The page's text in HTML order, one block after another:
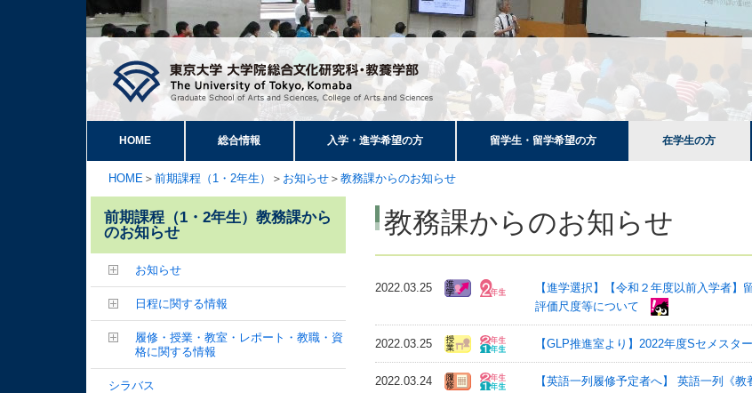
HOME 総合情報 入学・進学希望の方 留学生・留学希望の方 在学生の方
HOME ＞ 前期課程（1・2年生） ＞ お知らせ ＞ 教務課からのお知らせ
教務課からのお知らせ
2022.03.25
【進学選択】【令和２年度以前入学者
評価尺度等について
2022.03.25 【GLP推進室より】2022年度Sセメスタ
2022.03.24 【英語一列履修予定者へ】 英語⼀列《
前期課程（1・2年生）教務課から
のお知らせ
お知らせ
日程に関する情報
履修・授業・教室・レポート・教職・資
格に関する情報
シラバス